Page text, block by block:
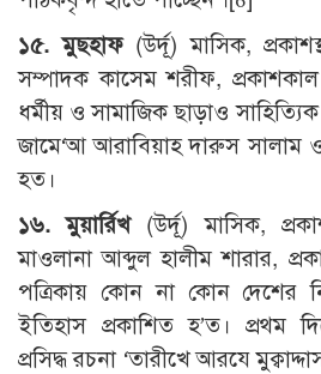
১৫. মুছহাফ(উর্দূ) মাসিক,
সম্পাদক কাসেম শরীফ,
ধর্মীয় ও সামাজিক ছাড়াও
জামে‘আ আরাবিয়াহ দারুস সালাম
হত।
১৬. মুয়ার্রিখ(উর্দূ) মাসিক,
মাওলানা আব্দুল হালীম শারার,
পত্রিকায় কোন না কোন দেশের
ইতিহাস প্রকাশিত হ’ত। প্রথম
প্রসিদ্ধ রচনা ‘তারীখে আরযে